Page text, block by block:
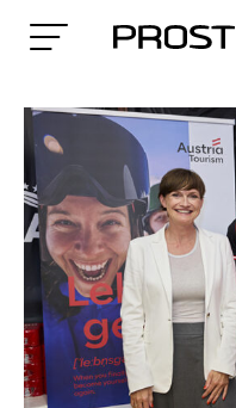
Search